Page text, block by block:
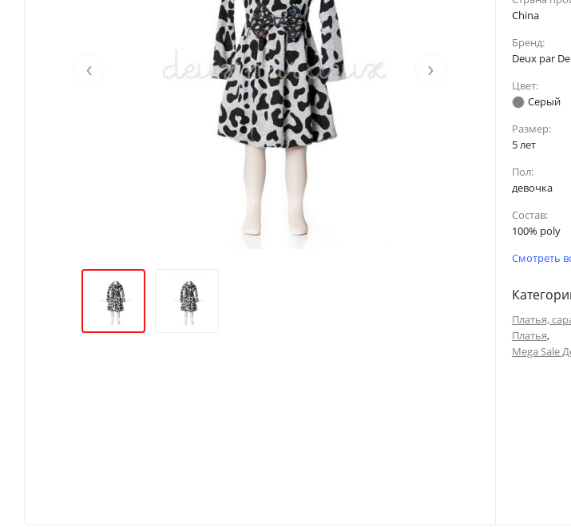
‹ ›
China
Бренд:
Deux par
Цвет:
Серый
Размер:
5 лет
Пол:
девочка
Состав:
100% poly
Смотреть
Платья,
Платья,
Mega Sale